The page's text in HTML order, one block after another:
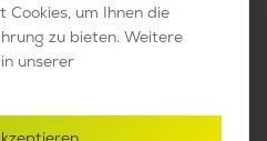
GemeindeTV
Cookies, um Ihnen die
zu bieten. Weitere
unserer